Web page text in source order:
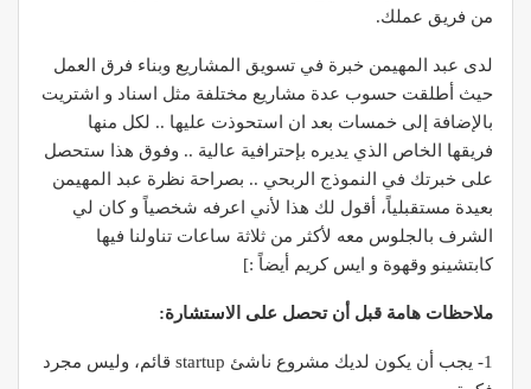
من فريق عملك.
لدى عبد المهيمن خبرة في تسويق المشاريع وبناء فرق العمل
حيث أطلقت حسوب عدة مشاريع مختلفة مثل اسناد و اشتريت
بالإضافة إلى خمسات بعد ان استحوذت عليها .. لكل منها
فريقها الخاص الذي يديره بإحترافية عالية .. وفوق هذا ستحصل
على خبرتك في النموذج الربحي .. بصراحة نظرة عبد المهيمن
بعيدة مستقبلياً، أقول لك هذا لأني اعرفه شخصياً و كان لي
الشرف بالجلوس معه لأكثر من ثلاثة ساعات تناولنا فيها
كابتشينو وقهوة و ايس كريم أيضاً :]
ملاحظات هامة قبل أن تحصل على الاستشارة:
1- يجب أن يكون لديك مشروع ناشئ startup قائم، وليس مجرد